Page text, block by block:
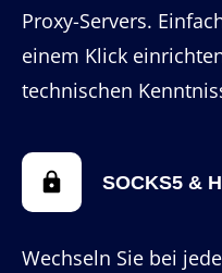
Proxy-Servers.
einem Klick
technischen
SOCKS5 &
Wechseln Sie bei